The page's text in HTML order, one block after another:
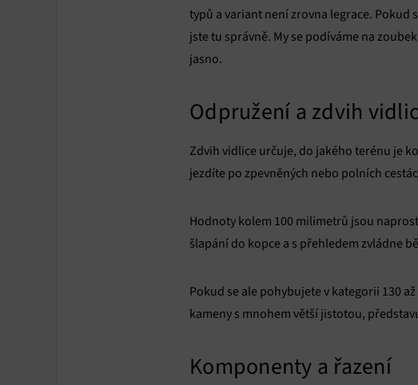
typů a variant není zrovna legrace. Pokud
jste tu správně. My se podíváme na
jasno.
Odpružení a zdvih
Zdvih vidlice určuje, do jakého terénu je
jezdíte po zpevněných nebo polních
Hodnoty kolem 100 milimetrů jsou
šlapání do kopce a s přehledem zvládne
Pokud se ale pohybujete v kategorii 130
kameny s mnohem větší jistotou,
Komponenty a řazení